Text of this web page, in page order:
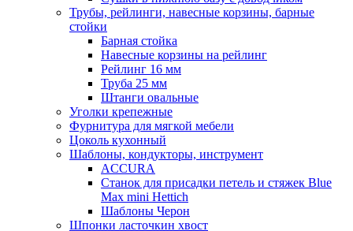
Трубы, рейлинги, навесные корзины, барные
стойки
Барная стойка
Навесные корзины на рейлинг
Рейлинг 16 мм
Труба 25 мм
Штанги овальные
Уголки крепежные
Фурнитура для мягкой мебели
Цоколь кухонный
Шаблоны, кондукторы, инструмент
ACCURA
Станок для присадки петель и стяжек Blue
Max mini Hettich
Шаблоны Черон
Шпонки ласточкин хвост